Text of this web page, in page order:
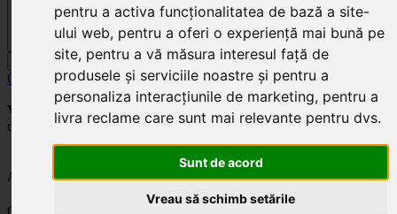
pentru a activa funcționalitatea de bază a site-
ului web, pentru a oferi o experiență mai bună pe
site, pentru a vă măsura interesul față de
produsele și serviciile noastre și pentru a
personaliza interacțiunile de marketing, pentru a
livra reclame care sunt mai relevante pentru dvs.
Sunt de acord
Vreau să schimb setările
Căutare avansată
Vrei să faci alegerea potrivită?
Scapă de stres și alege cu încredere
din cele mai apreciate clinici.
Acces rapid la informații